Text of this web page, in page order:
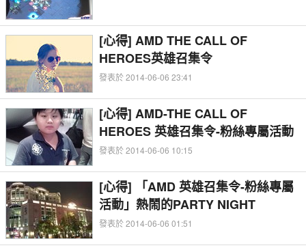
[心得] AMD THE CALL OF
HEROES英雄召集令
發表於 2014-06-06 23:41
[心得] AMD-THE CALL OF
HEROES 英雄召集令-粉絲專屬活動
發表於 2014-06-06 10:15
[心得] 「AMD 英雄召集令-粉絲專屬
活動」熱鬧的PARTY NIGHT
發表於 2014-06-06 01:51